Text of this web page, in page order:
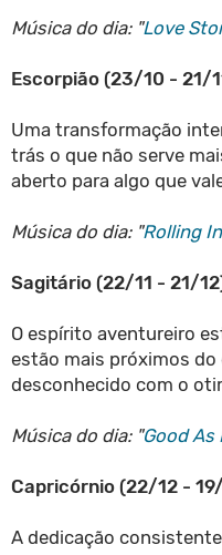
Música do dia: "Love
Escorpião (23/10 - 21/
Uma transformação
trás o que não serve
aberto para algo que
Música do dia: "Rolling
Sagitário (22/11 - 21/
O espírito aventureiro
estão mais próximos do
desconhecido com o
Música do dia: "Good As
Capricórnio (22/12 -
A dedicação